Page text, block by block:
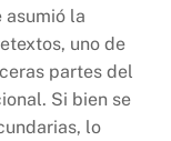
asumió la
uno de
partes del
Si bien se
lo